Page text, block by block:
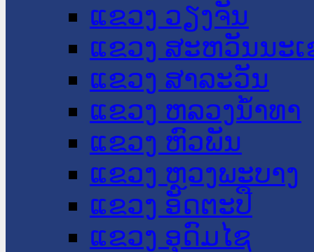
ແຂວງ ວຽງຈັນ
ແຂວງ ສະຫວັນນະ
ແຂວງ ສາລະວັນ
ແຂວງ ຫລວງນໍ້າທາ
ແຂວງ ຫົວພັນ
ແຂວງ ຫຼວງພະບາງ
ແຂວງ ອັດຕະປື
ແຂວງ ອຸດົມໄຊ